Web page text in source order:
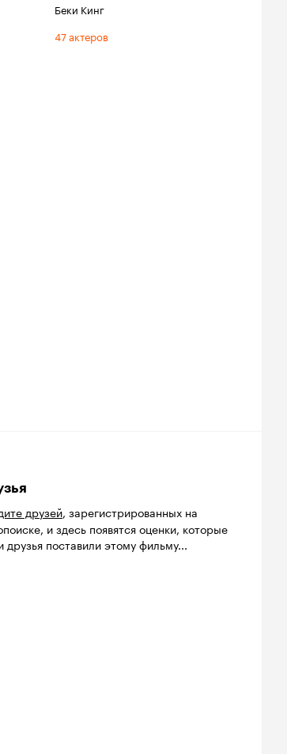
Беки Кинг
47 актеров
друзей, зарегистрированных на
и здесь появятся оценки, которые
друзья поставили этому фильму...